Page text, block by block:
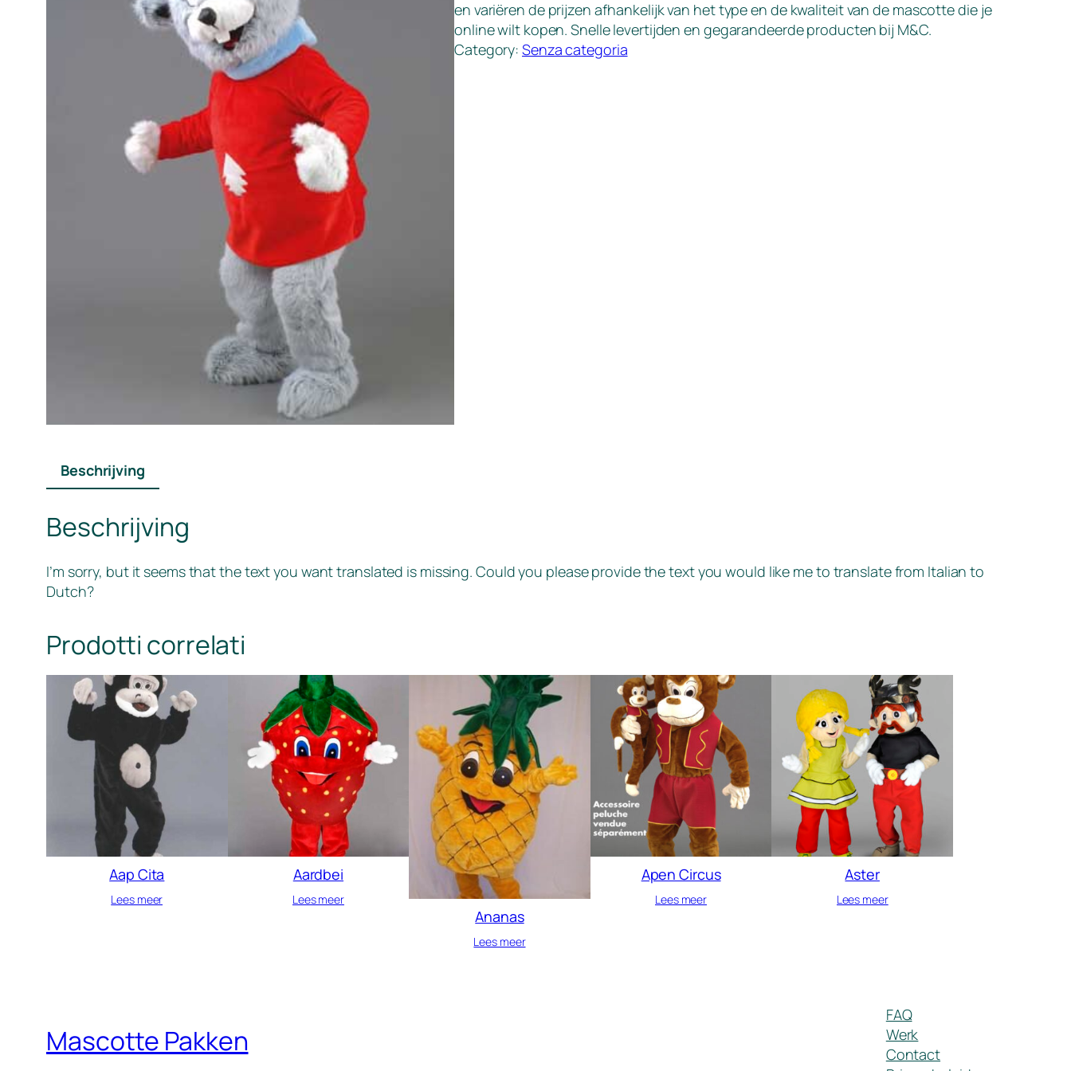
en variëren de prijzen afhankelijk van het type en de kwaliteit van de mascotte die je
online wilt kopen. Snelle levertijden en gegarandeerde producten bij M&C.
Category:Senza categoria
Beschrijving
Beschrijving
I’m sorry, but it seems that the text you want translated is missing. Could you please provide the text you would like me to translate from Italian to
Dutch?
Prodotti correlati
Aap Cita
Lees meer
Aardbei
Lees meer
Ananas
Lees meer
Apen Circus
Lees meer
Aster
Lees meer
Mascotte Pakken
FAQ
Werk
Contact